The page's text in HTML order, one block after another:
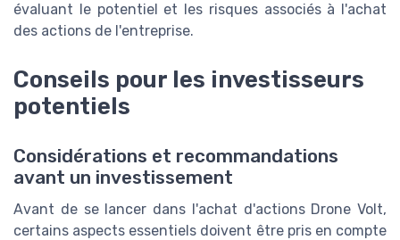
évaluant le potentiel et les risques associés à l'achat
des actions de l'entreprise.
Conseils pour les investisseurs
potentiels
Considérations et recommandations
avant un investissement
Avant de se lancer dans l'achat d'actions Drone Volt,
certains aspects essentiels doivent être pris en compte